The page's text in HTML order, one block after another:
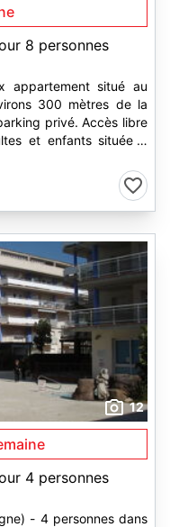
8 personnes
appartement situé au
12
4 personnes
- 4 personnes dans